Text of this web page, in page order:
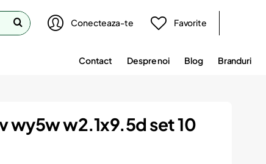
Conecteaza-te Favorite
Contact Despre noi Blog Branduri
wy5w w2.1x9.5d set 10